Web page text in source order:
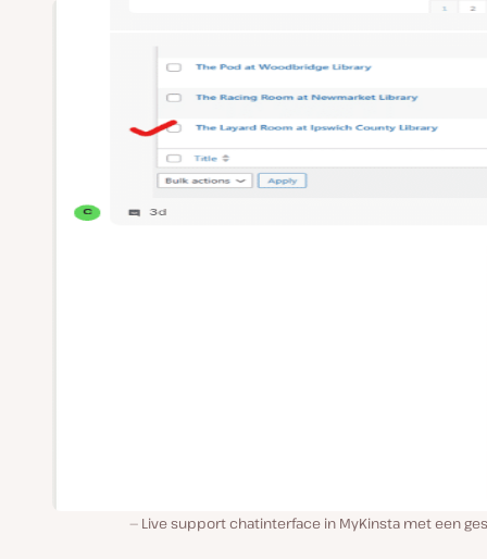
Live support chatinterface in MyKinsta met een